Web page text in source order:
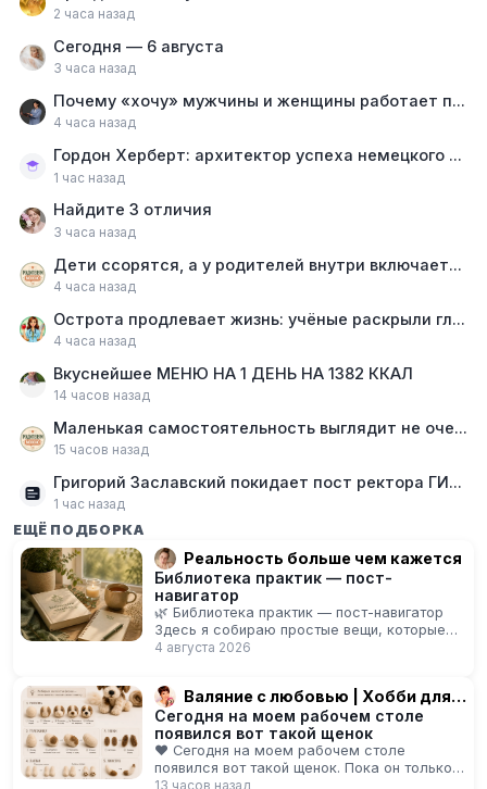
2 часа назад
Сегодня — 6 августа
3 часа назад
Почему «хочу» мужчины и женщины работает по-разному
4 часа назад
Гордон Херберт: архитектор успеха немецкого баскетбола
1 час назад
Найдите 3 отличия
3 часа назад
Дети ссорятся, а у родителей внутри включается сирена🚨
4 часа назад
Острота продлевает жизнь: учёные раскрыли главный секрет перца чили
4 часа назад
Вкуснейшее МЕНЮ НА 1 ДЕНЬ НА 1382 ККАЛ
14 часов назад
Маленькая самостоятельность выглядит не очень героически
15 часов назад
Григорий Заславский покидает пост ректора ГИТИСа
1 час назад
ЕЩЁ ПОДБОРКА
Реальность больше чем кажется
Библиотека практик — пост-
навигатор
🌿 Библиотека практик — пост-навигатор
Здесь я собираю простые вещи, которые
помогают мне чувствовать себя спокойнее.
…
4 августа 2026
Валяние с любовью | Хобби для души
Сегодня на моем рабочем столе
появился вот такой щенок
❤️ Сегодня на моем рабочем столе
появился вот такой щенок. Пока он только
на схеме 😊 Совсем скоро из небольших
13 часов назад